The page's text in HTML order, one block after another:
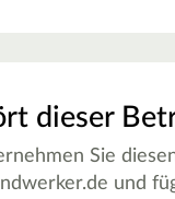
dieser
Sie
und